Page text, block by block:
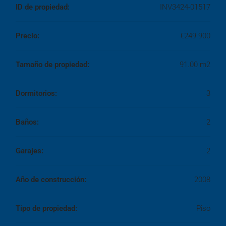
ID de propiedad: INV3424-01517
Precio: €249.900
Tamaño de propiedad: 91.00 m2
Dormitorios: 3
Baños: 2
Garajes: 2
Año de construcción: 2008
Tipo de propiedad: Piso